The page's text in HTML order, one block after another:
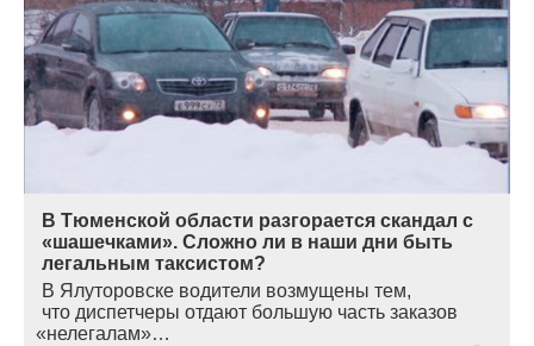
В Тюменской области разгорается скандал с
«шашечками». Сложно ли в наши дни быть
легальным таксистом?
В Ялуторовске водители возмущены тем,
что диспетчеры отдают большую часть заказов
«нелегалам»…